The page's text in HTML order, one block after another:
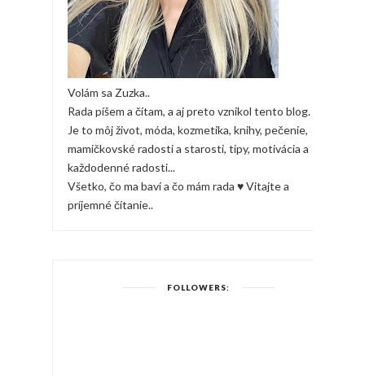
Volám sa Zuzka..
Rada píšem a čítam, a aj preto vznikol tento blog.
Je to môj život, móda, kozmetika, knihy, pečenie,
mamičkovské radosti a starosti, tipy, motivácia a
každodenné radosti...
Všetko, čo ma baví a čo mám rada ♥ Vitajte a
príjemné čítanie..
FOLLOWERS: